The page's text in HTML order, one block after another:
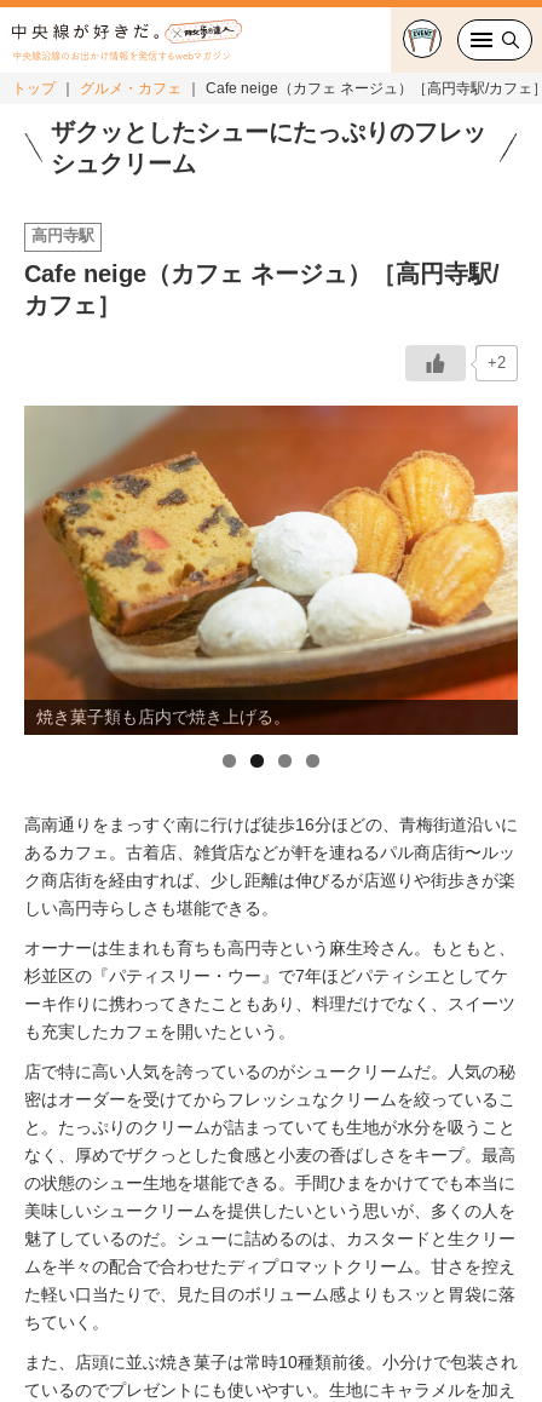
中央線沿線のお出かけ情報を発信するwebマガジン
グルメ・カフェ
おでかけ
ショッピング
連載
中央線フェス
イベント情報
おしらせ
駅から探す
トップ グルメ・カフェ Cafe neige（カフェ ネージュ）［高円寺駅/カフェ
ザクッとしたシューにたっぷりのフレッ
シュクリーム
高円寺駅
Cafe neige（カフェ ネージュ）［高円寺駅/
カフェ］
+2
焼き菓子類も店内で焼き上げる。
高南通りをまっすぐ南に行けば徒歩16分ほどの、青梅街道沿いに
あるカフェ。古着店、雑貨店などが軒を連ねるパル商店街〜ルッ
ク商店街を経由すれば、少し距離は伸びるが店巡りや街歩きが楽
しい高円寺らしさも堪能できる。
オーナーは生まれも育ちも高円寺という麻生玲さん。もともと、
杉並区の『パティスリー・ウー』で7年ほどパティシエとしてケ
ーキ作りに携わってきたこともあり、料理だけでなく、スイーツ
も充実したカフェを開いたという。
店で特に高い人気を誇っているのがシュークリームだ。人気の秘
密はオーダーを受けてからフレッシュなクリームを絞っているこ
と。たっぷりのクリームが詰まっていても生地が水分を吸うこと
なく、厚めでザクっとした食感と小麦の香ばしさをキープ。最高
の状態のシュー生地を堪能できる。手間ひまをかけてでも本当に
美味しいシュークリームを提供したいという思いが、多くの人を
魅了しているのだ。シューに詰めるのは、カスタードと生クリー
ムを半々の配合で合わせたディプロマットクリーム。甘さを控え
た軽い口当たりで、見た目のボリューム感よりもスッと胃袋に落
ちていく。
また、店頭に並ぶ焼き菓子は常時10種類前後。小分けで包装され
ているのでプレゼントにも使いやすい。生地にキャラメルを加え